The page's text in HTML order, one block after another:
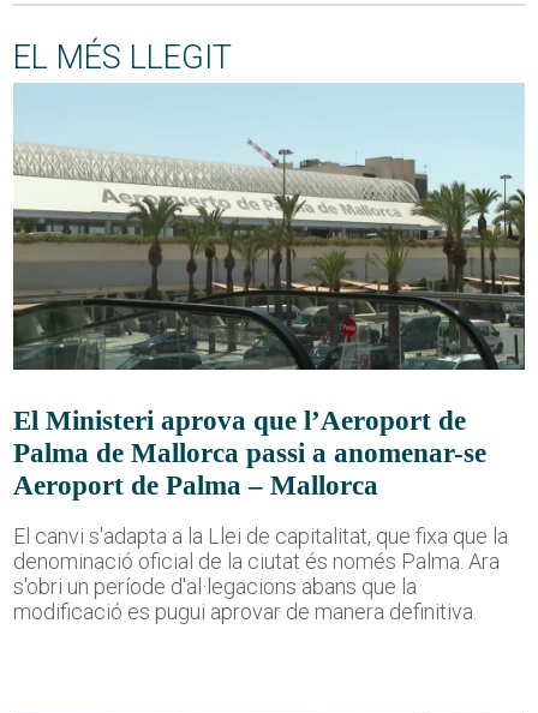
EL MÉS LLEGIT
El Ministeri aprova que l’Aeroport de
Palma de Mallorca passi a anomenar-se
Aeroport de Palma – Mallorca
El canvi s'adapta a la Llei de capitalitat, que fixa que la
denominació oficial de la ciutat és només Palma. Ara
s'obri un període d'al·legacions abans que la
modificació es pugui aprovar de manera definitiva.